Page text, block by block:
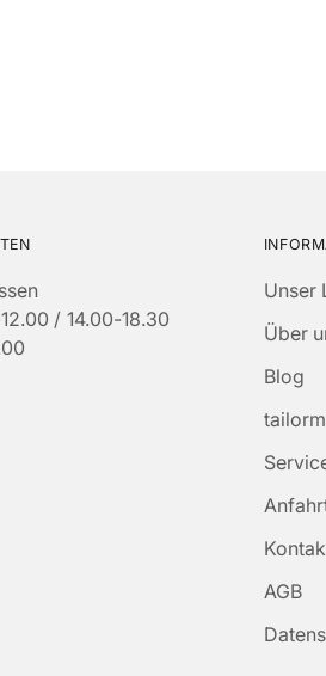
/ 14.00-18.30
Unser
Über
Blog
AGB